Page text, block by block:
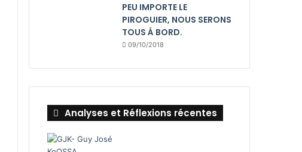
PEU IMPORTE LE
PIROGUIER, NOUS SERONS
TOUS Á BORD.
09/10/2018
Analyses et Réflexions récentes